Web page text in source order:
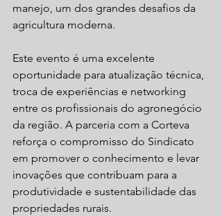
manejo, um dos grandes desafios da
agricultura moderna.
Este evento é uma excelente
oportunidade para atualização técnica,
troca de experiências e networking
entre os profissionais do agronegócio
da região. A parceria com a Corteva
reforça o compromisso do Sindicato
em promover o conhecimento e levar
inovações que contribuam para a
produtividade e sustentabilidade das
propriedades rurais.